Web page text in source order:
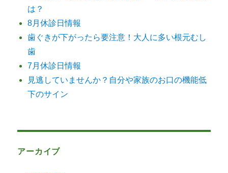
は？
8月休診日情報
歯ぐきが下がったら要注意！大人に多い根元むし
歯
7月休診日情報
見逃していませんか？自分や家族のお口の機能低
下のサイン
アーカイブ